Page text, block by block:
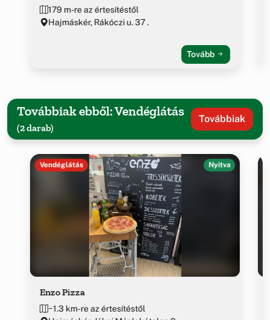
179 m-re az értesítéstől
Hajmáskér, Rákóczi u. 37 .
Tovább
Továbbiak ebből: Vendéglátás
(2 darab)
Továbbiak
Vendéglátás Nyitva
Enzo Pizza
~1.3 km-re az értesítéstől